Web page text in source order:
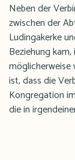
Neben der
zwischen der
Ludingakerke
Beziehung
möglicherweise
ist, dass die
Kongregation
die in